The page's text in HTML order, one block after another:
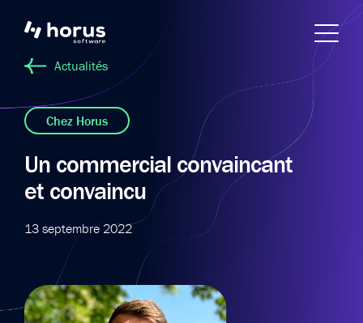
Actualités
Chez Horus
Un commercial convaincant
et convaincu
13 septembre 2022